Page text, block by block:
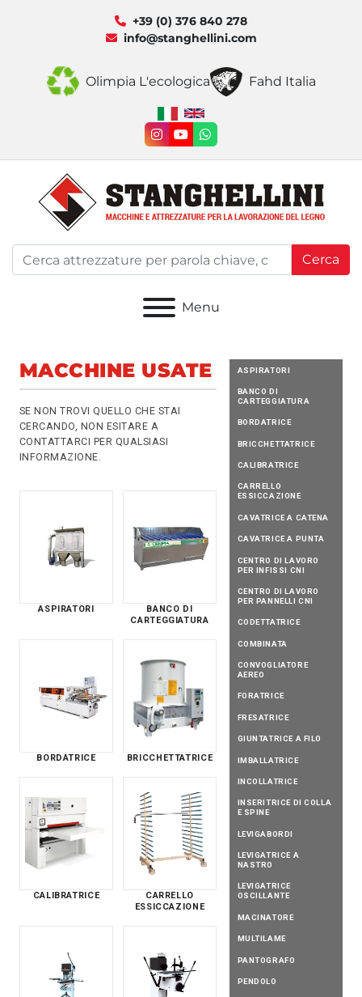
+39 (0) 376 840 278
info@stanghellini.com
Olimpia L'ecologica Fahd Italia
instagram
youtubewhatsapp
Cerca
Menu
MACCHINE USATE
SE NON TROVI QUELLO CHE STAI
CERCANDO, NON ESITARE A
CONTATTARCI PER QUALSIASI
INFORMAZIONE.
ASPIRATORI
BANCO DI
CARTEGGIATURA
BORDATRICE BRICCHETTATRICE
CALIBRATRICE
CARRELLO
ESSICCAZIONE
ASPIRATORI
BANCO DI
CARTEGGIATURA
BORDATRICE
BRICCHETTATRICE
CALIBRATRICE
CARRELLO
ESSICCAZIONE
CAVATRICE A CATENA
CAVATRICE A PUNTA
CENTRO DI LAVORO
PER INFISSI CNI
CENTRO DI LAVORO
PER PANNELLI CNI
CODETTATRICE
COMBINATA
CONVOGLIATORE
AEREO
FORATRICE
FRESATRICE
GIUNTATRICE A FILO
IMBALLATRICE
INCOLLATRICE
INSERITRICE DI COLLA
E SPINE
LEVIGABORDI
LEVIGATRICE A
NASTRO
LEVIGATRICE
OSCILLANTE
MACINATORE
MULTILAME
PANTOGRAFO
PENDOLO